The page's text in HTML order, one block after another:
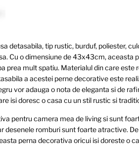
detasabila, tip rustic, burduf, poliester,
Cu o dimensiune de 43x43cm, aceasta
prea mult spatiu. Materialul din care este
a acestei perne decorative este
vor adauga o nota de eleganta si de
isi doresc o casa cu un stil rustic si
pentru camera mea de living si sunt
desenele romburi sunt foarte atractive.
perna decorativa oricui isi doreste o